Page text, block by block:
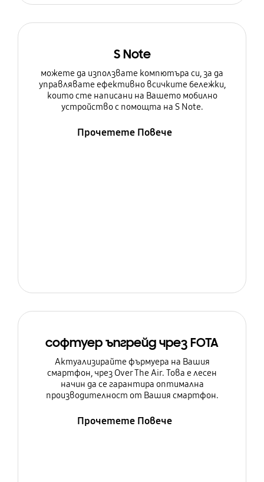
S Note
можете да използвате компютъра си, за да
управлявате ефективно всичките бележки,
които сте написани на Вашето мобилно
устройство с помощта на S Note.
Прочетете Повече
софтуер ъпгрейд чрез FOTA
Актуализирайте фърмуера на Вашия
смартфон, чрез Over The Air. Това е лесен
начин да се гарантира оптимална
производителност от Вашия смартфон.
Прочетете Повече